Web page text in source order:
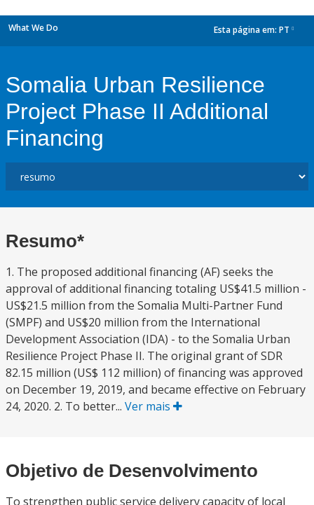
What We Do Esta página em: PT
Somalia Urban Resilience
Project Phase II Additional
Financing
Resumo*
1. The proposed additional financing (AF) seeks the
approval of additional financing totaling US$41.5 million -
US$21.5 million from the Somalia Multi-Partner Fund
(SMPF) and US$20 million from the International
Development Association (IDA) - to the Somalia Urban
Resilience Project Phase II. The original grant of SDR
82.15 million (US$ 112 million) of financing was approved
on December 19, 2019, and became effective on February
24, 2020. 2. To better... Ver mais
Objetivo de Desenvolvimento
To strengthen public service delivery capacity of local